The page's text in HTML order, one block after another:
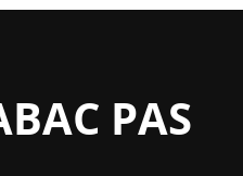
PAS